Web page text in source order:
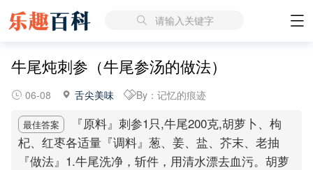
请输入关键字
牛尾炖刺参（牛尾参汤的做法）
06-08 舌尖美味 By：记忆的痕迹
最佳答案
『原料』刺参1只,牛尾200克,胡萝卜、枸
杞、红枣各适量『调料』葱、姜、盐、芥末、老抽
『做法』1.牛尾洗净，斩件，用清水漂去血污。胡萝